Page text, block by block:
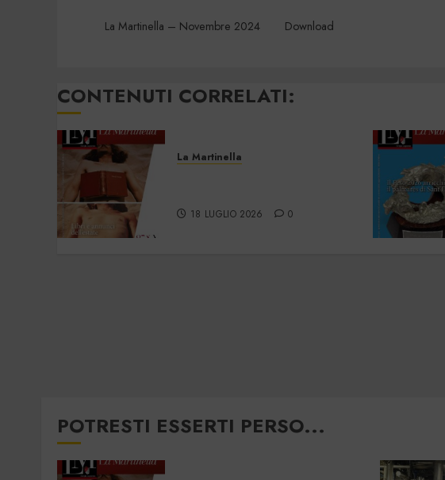
La Martinella – Novembre 2024 Download
CONTENUTI CORRELATI:
La Martinella
18 LUGLIO 2026 0
POTRESTI ESSERTI PERSO...